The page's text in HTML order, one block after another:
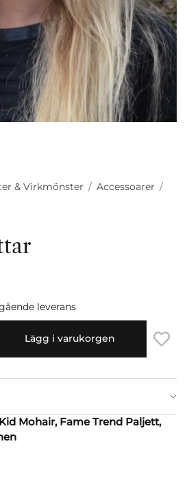
& Virkmönster / Accessoarer /
leverans
Lägg i varukorgen
Mohair, Fame Trend Paljett,